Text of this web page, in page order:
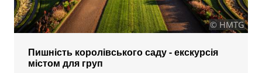
© HMTG
Пишність королівського саду - екскурсія
містом для груп